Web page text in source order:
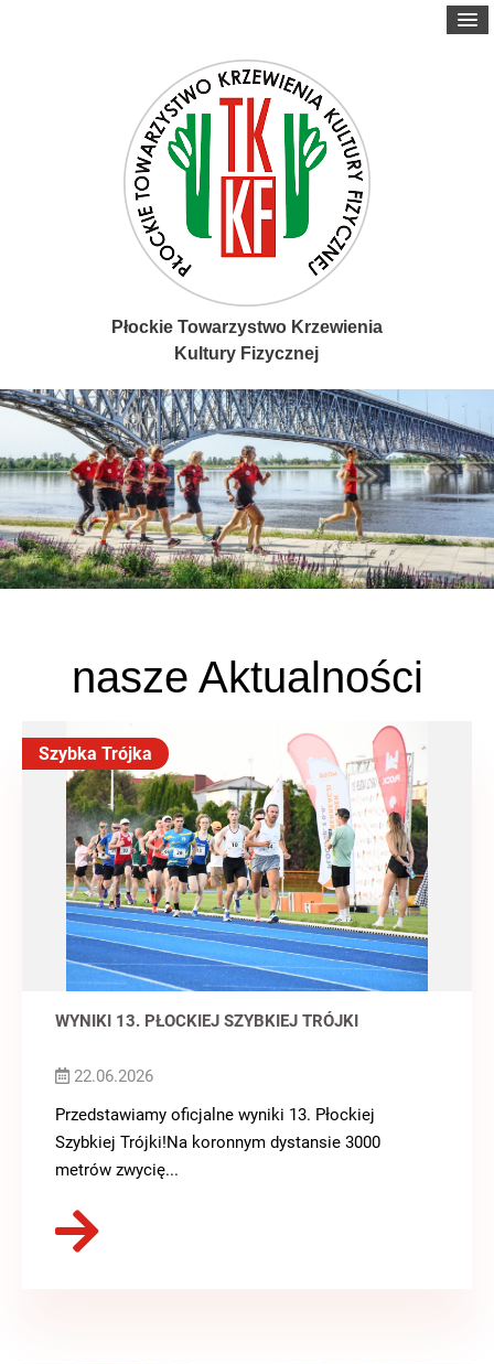
Płockie Towarzystwo Krzewienia
Kultury Fizycznej
nasze Aktualności
Szybka Trójka
WYNIKI 13. PŁOCKIEJ SZYBKIEJ TRÓJKI
22.06.2026
Przedstawiamy oficjalne wyniki 13. Płockiej
Szybkiej Trójki!Na koronnym dystansie 3000
metrów zwycię...